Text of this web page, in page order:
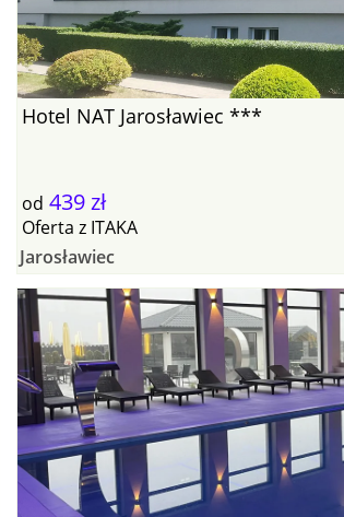
Hotel NAT Jarosławiec ***
od 439 zł
Oferta z ITAKA
Jarosławiec